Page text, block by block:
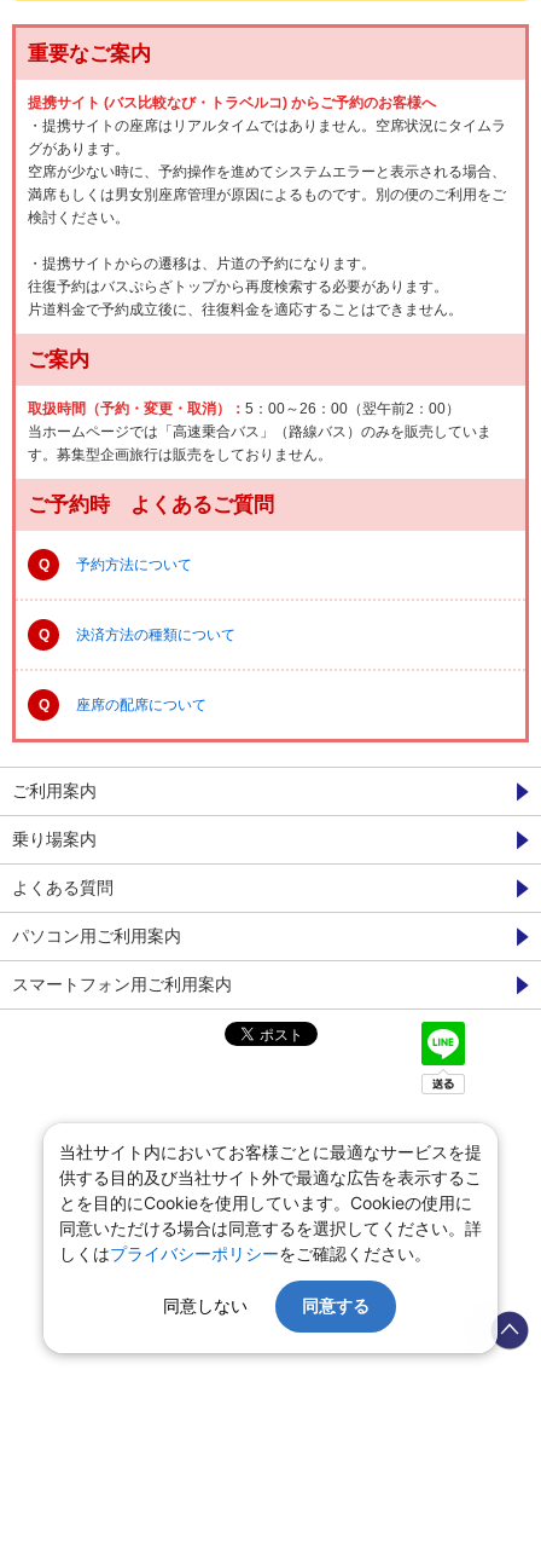
重要なご案内
提携サイト (バス比較なび・トラベルコ) からご予約のお客様へ
・提携サイトの座席はリアルタイムではありません。空席状況にタイムラ
グがあります。
空席が少ない時に、予約操作を進めてシステムエラーと表示される場合、
満席もしくは男女別座席管理が原因によるものです。別の便のご利用をご
検討ください。
・提携サイトからの遷移は、片道の予約になります。
往復予約はバスぷらざトップから再度検索する必要があります。
片道料金で予約成立後に、往復料金を適応することはできません。
ご案内
取扱時間（予約・変更・取消）： 5：00～26：00（翌午前2：00）
当ホームページでは「高速乗合バス」（路線バス）のみを販売していま
す。募集型企画旅行は販売をしておりません。
ご予約時 よくあるご質問
Q 予約方法について
Q 決済方法の種類について
Q 座席の配席について
ご利用案内
乗り場案内
よくある質問
パソコン用ご利用案内
スマートフォン用ご利用案内
当社サイト内においてお客様ごとに最適なサービスを提
供する目的及び当社サイト外で最適な広告を表示するこ
とを目的にCookieを使用しています。Cookieの使用に
同意いただける場合は同意するを選択してください。詳
しくはプライバシーポリシーをご確認ください。
同意しない 同意する